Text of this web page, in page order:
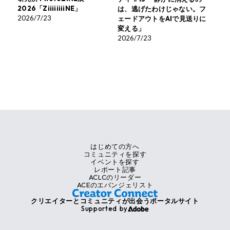
2026「ZiiiiiiiiNE」
2026/7/23
は、逃げたわけじゃない。フ
ェードアウトをAIで見送りに
変える」
2026/7/23
クリエイターとコミュニティが出会うポータルサイト
Supported by
はじめての方へ
コミュニティを探す
イベントを探す
レポート記事
ACLCのリーダー
ACEのエバンジェリスト